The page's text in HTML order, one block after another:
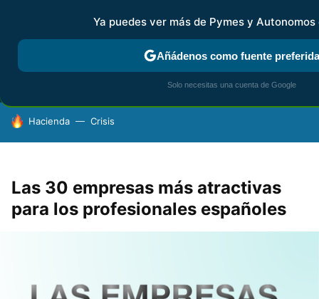
MENÚ NUEVO
KIT DIGITAL RENTA
HOY SE HABLA DE
Hacienda Crisis
Las 30 empresas más atractivas
para los profesionales españoles
Ya puedes ver más de Pymes y Autonomos
Añádenos como fuente preferida
Solo necesitas una cuenta de Google